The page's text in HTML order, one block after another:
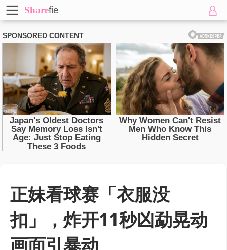
Sharefie
正妹看球赛「衣服没
扣」，炸开11秒凶勐晃动
画面引暴动